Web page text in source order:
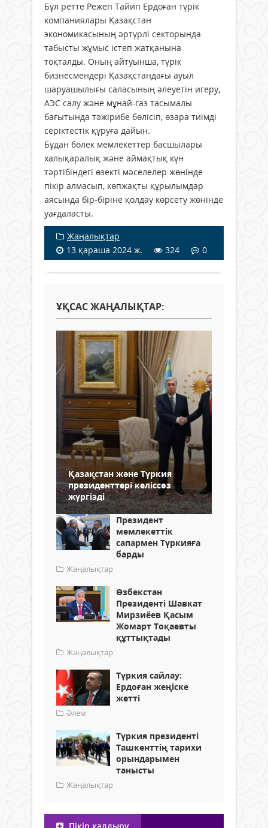
Бұл ретте Режеп Тайип Ердоған түрік
компаниялары Қазақстан
экономикасының әртүрлі секторында
табысты жұмыс істеп жатқанына
тоқталды. Оның айтуынша, түрік
бизнесмендері Қазақстандағы ауыл
шаруашылығы саласының әлеуетін игеру,
АЭС салу және мұнай-газ тасымалы
бағытында тәжірибе бөлісіп, өзара тиімді
серіктестік құруға дайын.
Бұдан бөлек мемлекеттер басшылары
халықаралық және аймақтық күн
тәртібіндегі өзекті мәселелер жөнінде
пікір алмасып, көпжақты құрылымдар
аясында бір-біріне қолдау көрсету жөнінде
уағдаласты.
Жаңалықтар
13 қараша 2024 ж.
324 0
ҰҚСАС ЖАҢАЛЫҚТАР:
Қазақстан және Түркия
президенттері келіссөз
жүргізді
Президент
мемлекеттік
сапармен Түркияға
барды
Жаңалықтар
Өзбекстан
Президенті Шавкат
Мирзиёев Қасым
Жомарт Тоқаевты
құттықтады
Жаңалықтар
Түркия сайлау:
Ердоған жеңіске
жетті
Әлем
Түркия президенті
Ташкенттің тарихи
орындарымен
танысты
Жаңалықтар